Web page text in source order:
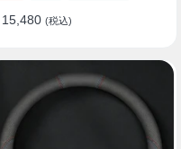
(税込)